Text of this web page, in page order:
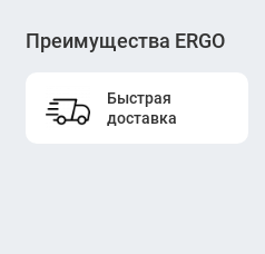
Преимущества ERGO
Быстрая
доставка